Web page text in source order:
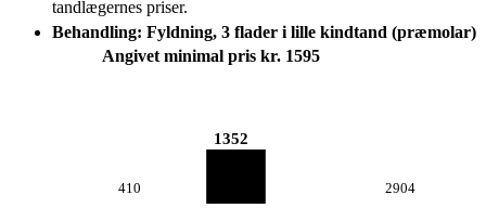
tandlægernes priser.
Behandling: Fyldning, 3 flader i lille kindtand (præmolar)
Angivet minimal pris kr. 1595
410
1352
2904